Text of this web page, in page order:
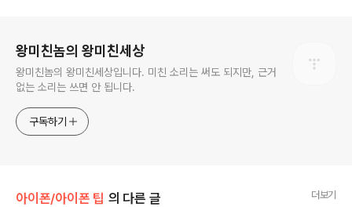
왕미친놈의 왕미친세상
왕미친놈의 왕미친세상입니다. 미친 소리는 써도 되지만, 근거
없는 소리는 쓰면 안 됩니다.
구독하기
아이폰/아이폰 팁 의 다른 글 더보기